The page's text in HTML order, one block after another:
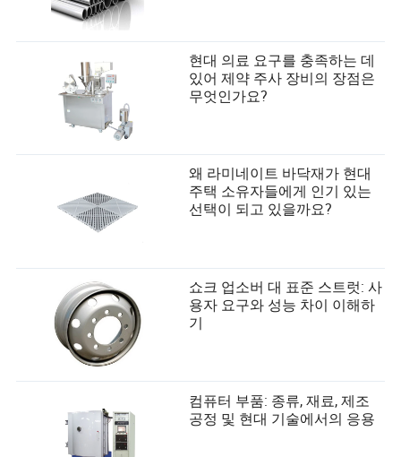
현대 의료 요구를 충족하는 데
있어 제약 주사 장비의 장점은
무엇인가요?
왜 라미네이트 바닥재가 현대
주택 소유자들에게 인기 있는
선택이 되고 있을까요?
쇼크 업소버 대 표준 스트럿: 사
용자 요구와 성능 차이 이해하
기
컴퓨터 부품: 종류, 재료, 제조
공정 및 현대 기술에서의 응용